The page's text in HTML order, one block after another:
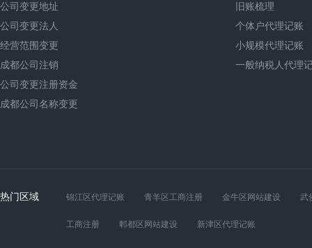
公司变更地址
公司变更法人
经营范围变更
成都公司注销
公司变更注册资金
成都公司名称变更
旧账梳理
个体户代理记账
小规模代理记账
一般纳税人代理
热门区域 锦江区代理记账 青羊区工商注册 金牛区网站建设 武
工商注册 郫都区网站建设 新津区代理记账